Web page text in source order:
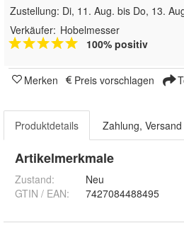
Zustellung: Di, 11. Aug. bis Do, 13.
Verkäufer: Hobelmesser
100% positiv
Merken Preis vorschlagen
Produktdetails Zahlung,
Artikelmerkmale
Zustand:
Neu
GTIN / EAN:
7427084488495